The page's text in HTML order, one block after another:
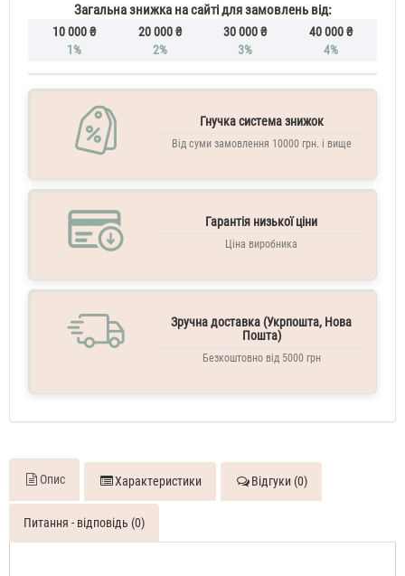
Gucci
Gorgeous
жіночі
жіночі
Загальна знижка на сайті для замовлень від:
10 000 ₴
1%
20 000 ₴
2%
30 000 ₴
3%
40 000 ₴
4%
Гнучка система знижок
Від суми замовлення 10000 грн. і вище
Гарантія низької ціни
Ціна виробника
Зручна доставка (Укрпошта, Нова
Пошта)
Безкоштовно від 5000 грн
Опис Характеристики Відгуки (0)
Питання - відповідь (0)